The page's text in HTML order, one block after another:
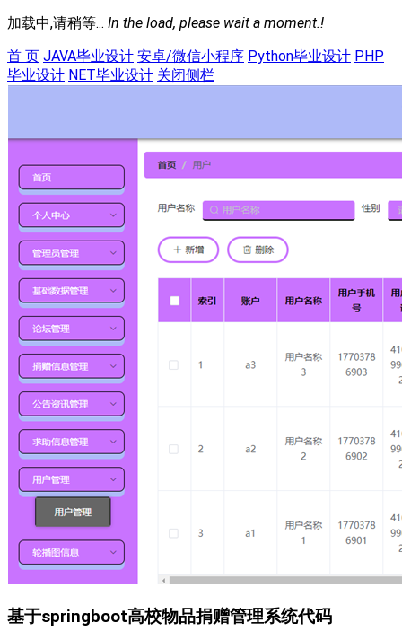
加载中,请稍等... In the load, please wait a moment.!
首 页 JAVA毕业设计 安卓/微信小程序 Python毕业设计 PHP
毕业设计 NET毕业设计 关闭侧栏
基于springboot高校物品捐赠管理系统代码